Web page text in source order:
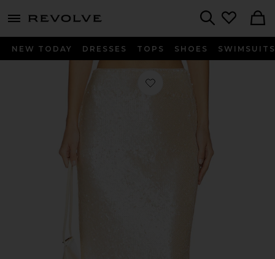
menu - shows more content
NEW TODAY DRESSES TOPS SHOES SWIMSUITS
お気に入り CECI スカート